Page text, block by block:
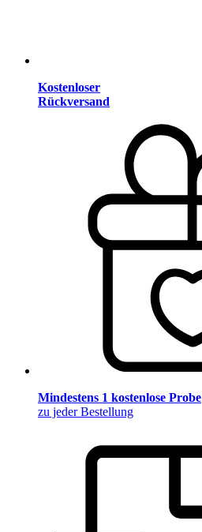
Kostenloser
Rückversand
Mindestens 1 kostenlose Probe
zu jeder Bestellung